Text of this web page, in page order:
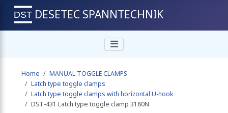
clamp 1630N
DESETEC SPANNTECHNIK
Home
MANUAL TOGGLE CLAMPS
Latch type toggle clamps
Latch type toggle clamps with horizontal U-hook
DST-431 Latch type toggle clamp 3180N